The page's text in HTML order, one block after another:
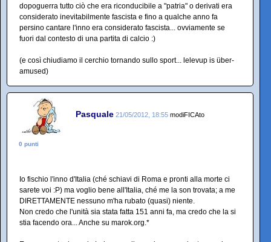
dopoguerra tutto ciò che era riconducibile a "patria" o derivati era
considerato inevitabilmente fascista e fino a qualche anno fa
persino cantare l'inno era considerato fascista... ovviamente se
fuori dal contesto di una partita di calcio :)
(e così chiudiamo il cerchio tornando sullo sport... lelevup is über-
amused)
Pasquale 21/05/2012, 18:55 modiFICAto
0 punti
Io fischio l'inno d'Italia (ché schiavi di Roma e pronti alla morte ci
sarete voi :P) ma voglio bene all'Italia, ché me la son trovata; a me
DIRETTAMENTE nessuno m'ha rubato (quasi) niente.
Non credo che l'unità sia stata fatta 151 anni fa, ma credo che la si
stia facendo ora... Anche su marok.org.*